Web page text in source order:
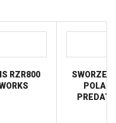
RZR800
SWORZEŃ